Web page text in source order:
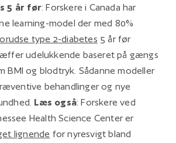
5 år før: Forskere i Canada har
learning-model der med 80%
type 2-diabetes 5 år før
udelukkende baseret på gængs
BMI og blodtryk. Sådanne modeller
behandlinger og nye
Læs også: Forskere ved
Health Science Center er
lignende for nyresvigt bland